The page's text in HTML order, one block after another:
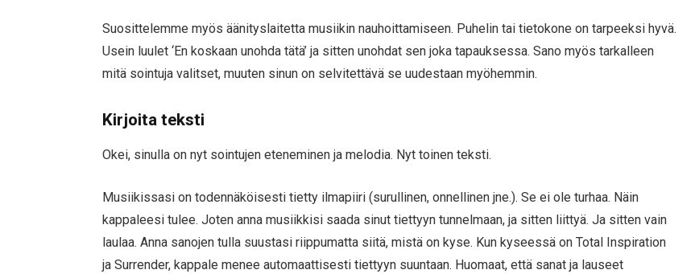
Suosittelemme myös äänityslaitetta musiikin nauhoittamiseen. Puhelin tai tietokone on tarpeeksi hyvä.
Usein luulet ‘En koskaan unohda tätä’ ja sitten unohdat sen joka tapauksessa. Sano myös tarkalleen
mitä sointuja valitset, muuten sinun on selvitettävä se uudestaan ​​myöhemmin.
Kirjoita teksti
Okei, sinulla on nyt sointujen eteneminen ja melodia. Nyt toinen teksti.
Musiikissasi on todennäköisesti tietty ilmapiiri (surullinen, onnellinen jne.). Se ei ole turhaa. Näin
kappaleesi tulee. Joten anna musiikkisi saada sinut tiettyyn tunnelmaan, ja sitten liittyä. Ja sitten vain
laulaa. Anna sanojen tulla suustasi riippumatta siitä, mistä on kyse. Kun kyseessä on Total Inspiration
ja Surrender, kappale menee automaattisesti tiettyyn suuntaan. Huomaat, että sanat ja lauseet